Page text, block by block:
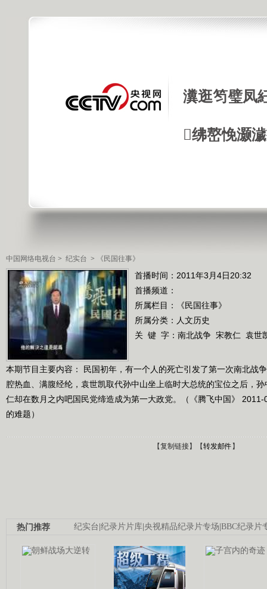
瀵逛笉璧凤
绋嶅悗灏
中国网络电视台 > 纪实台 > 《民国往事》
首播时间：2011年3月4日20:32
首播频道：
所属栏目：
《民国往事》
所属分类：人文历史
关 键 字： 南北战争 宋教仁 袁世
本期节目主要内容： 民国初年，有一个人的死亡引发了第一次南北战
腔热血、满腹经纶，袁世凯取代孙中山坐上临时大总统的宝位之后，
仁却在数月之内吧国民党缔造成为第一大政党。（《腾飞中国》
的难题）
【复制链接】【转发邮件】
纪实台|纪录片片库|央视精品纪录片专场|BBC纪录片
热门推荐